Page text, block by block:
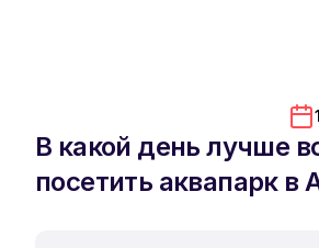
В какой день лучше
посетить аквапарк в